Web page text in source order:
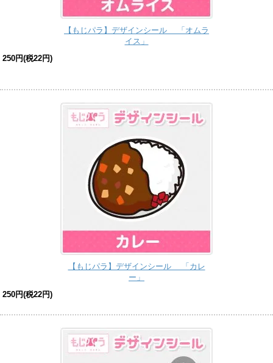
【もじパラ】デザインシール 「オムラ
イス」
250円(税22円)
【もじパラ】デザインシール 「カレ
ー」
250円(税22円)